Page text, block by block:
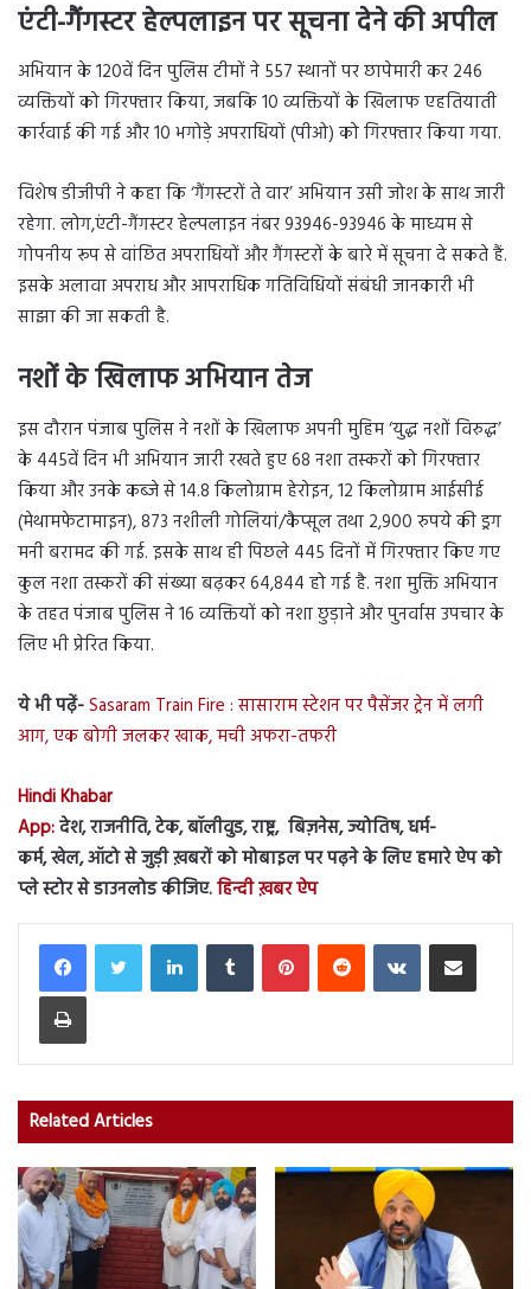
एंटी-गैंगस्टर हेल्पलाइन पर सूचना देने की अपील
अभियान के 120वें दिन पुलिस टीमों ने 557 स्थानों पर छापेमारी कर 246
व्यक्तियों को गिरफ्तार किया, जबकि 10 व्यक्तियों के खिलाफ एहतियाती
कार्रवाई की गई और 10 भगोड़े अपराधियों (पीओ) को गिरफ्तार किया गया.
विशेष डीजीपी ने कहा कि ‘गैंगस्टरों ते वार’ अभियान उसी जोश के साथ जारी
रहेगा. लोग,एंटी-गैंगस्टर हेल्पलाइन नंबर 93946-93946 के माध्यम से
गोपनीय रूप से वांछित अपराधियों और गैंगस्टरों के बारे में सूचना दे सकते हैं.
इसके अलावा अपराध और आपराधिक गतिविधियों संबंधी जानकारी भी
साझा की जा सकती है.
नशों के खिलाफ अभियान तेज
इस दौरान पंजाब पुलिस ने नशों के खिलाफ अपनी मुहिम ‘युद्ध नशों विरुद्ध’
के 445वें दिन भी अभियान जारी रखते हुए 68 नशा तस्करों को गिरफ्तार
किया और उनके कब्जे से 14.8 किलोग्राम हेरोइन, 12 किलोग्राम आईसीई
(मेथामफेटामाइन), 873 नशीली गोलियां/कैप्सूल तथा 2,900 रुपये की ड्रग
मनी बरामद की गई. इसके साथ ही पिछले 445 दिनों में गिरफ्तार किए गए
कुल नशा तस्करों की संख्या बढ़कर 64,844 हो गई है. नशा मुक्ति अभियान
के तहत पंजाब पुलिस ने 16 व्यक्तियों को नशा छुड़ाने और पुनर्वास उपचार के
लिए भी प्रेरित किया.
ये भी पढ़ें-Sasaram Train Fire : सासाराम स्टेशन पर पैसेंजर ट्रेन में लगी
आग, एक बोगी जलकर खाक, मची अफरा-तफरी
Hindi Khabar
App:देश, राजनीति, टेक, बॉलीवुड, राष्ट्र, बिज़नेस, ज्योतिष, धर्म-
कर्म, खेल, ऑटो से जुड़ी ख़बरों को मोबाइल पर पढ़ने के लिए हमारे ऐप को
प्ले स्टोर से डाउनलोड कीजिए.हिन्दी ख़बर ऐप
LinkedInTumblr PinterestReddit VKontakteShare via Email
Print
Related Articles